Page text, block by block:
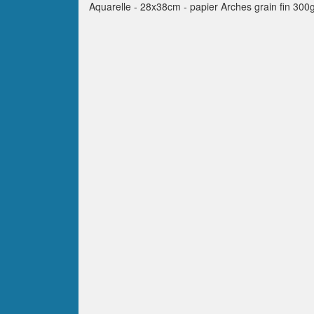
Aquarelle - 28x38cm - papier Arches grain fin